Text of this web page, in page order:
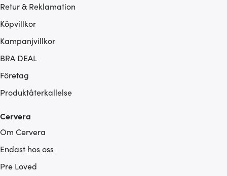
Retur & Reklamation
Köpvillkor
Kampanjvillkor
BRA DEAL
Företag
Produktåterkallelse
Cervera
Om Cervera
Endast hos oss
Pre Loved